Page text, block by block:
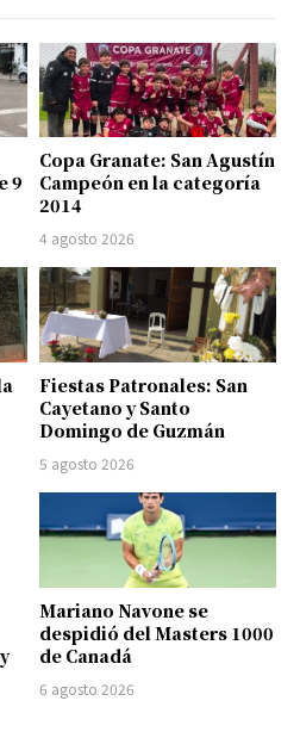
9
Copa Granate: San Agustín
Campeón en la categoría
2014
4 agosto 2026
Fiestas Patronales: San
Cayetano y Santo
Domingo de Guzmán
5 agosto 2026
Mariano Navone se
despidió del Masters 1000
de Canadá
6 agosto 2026